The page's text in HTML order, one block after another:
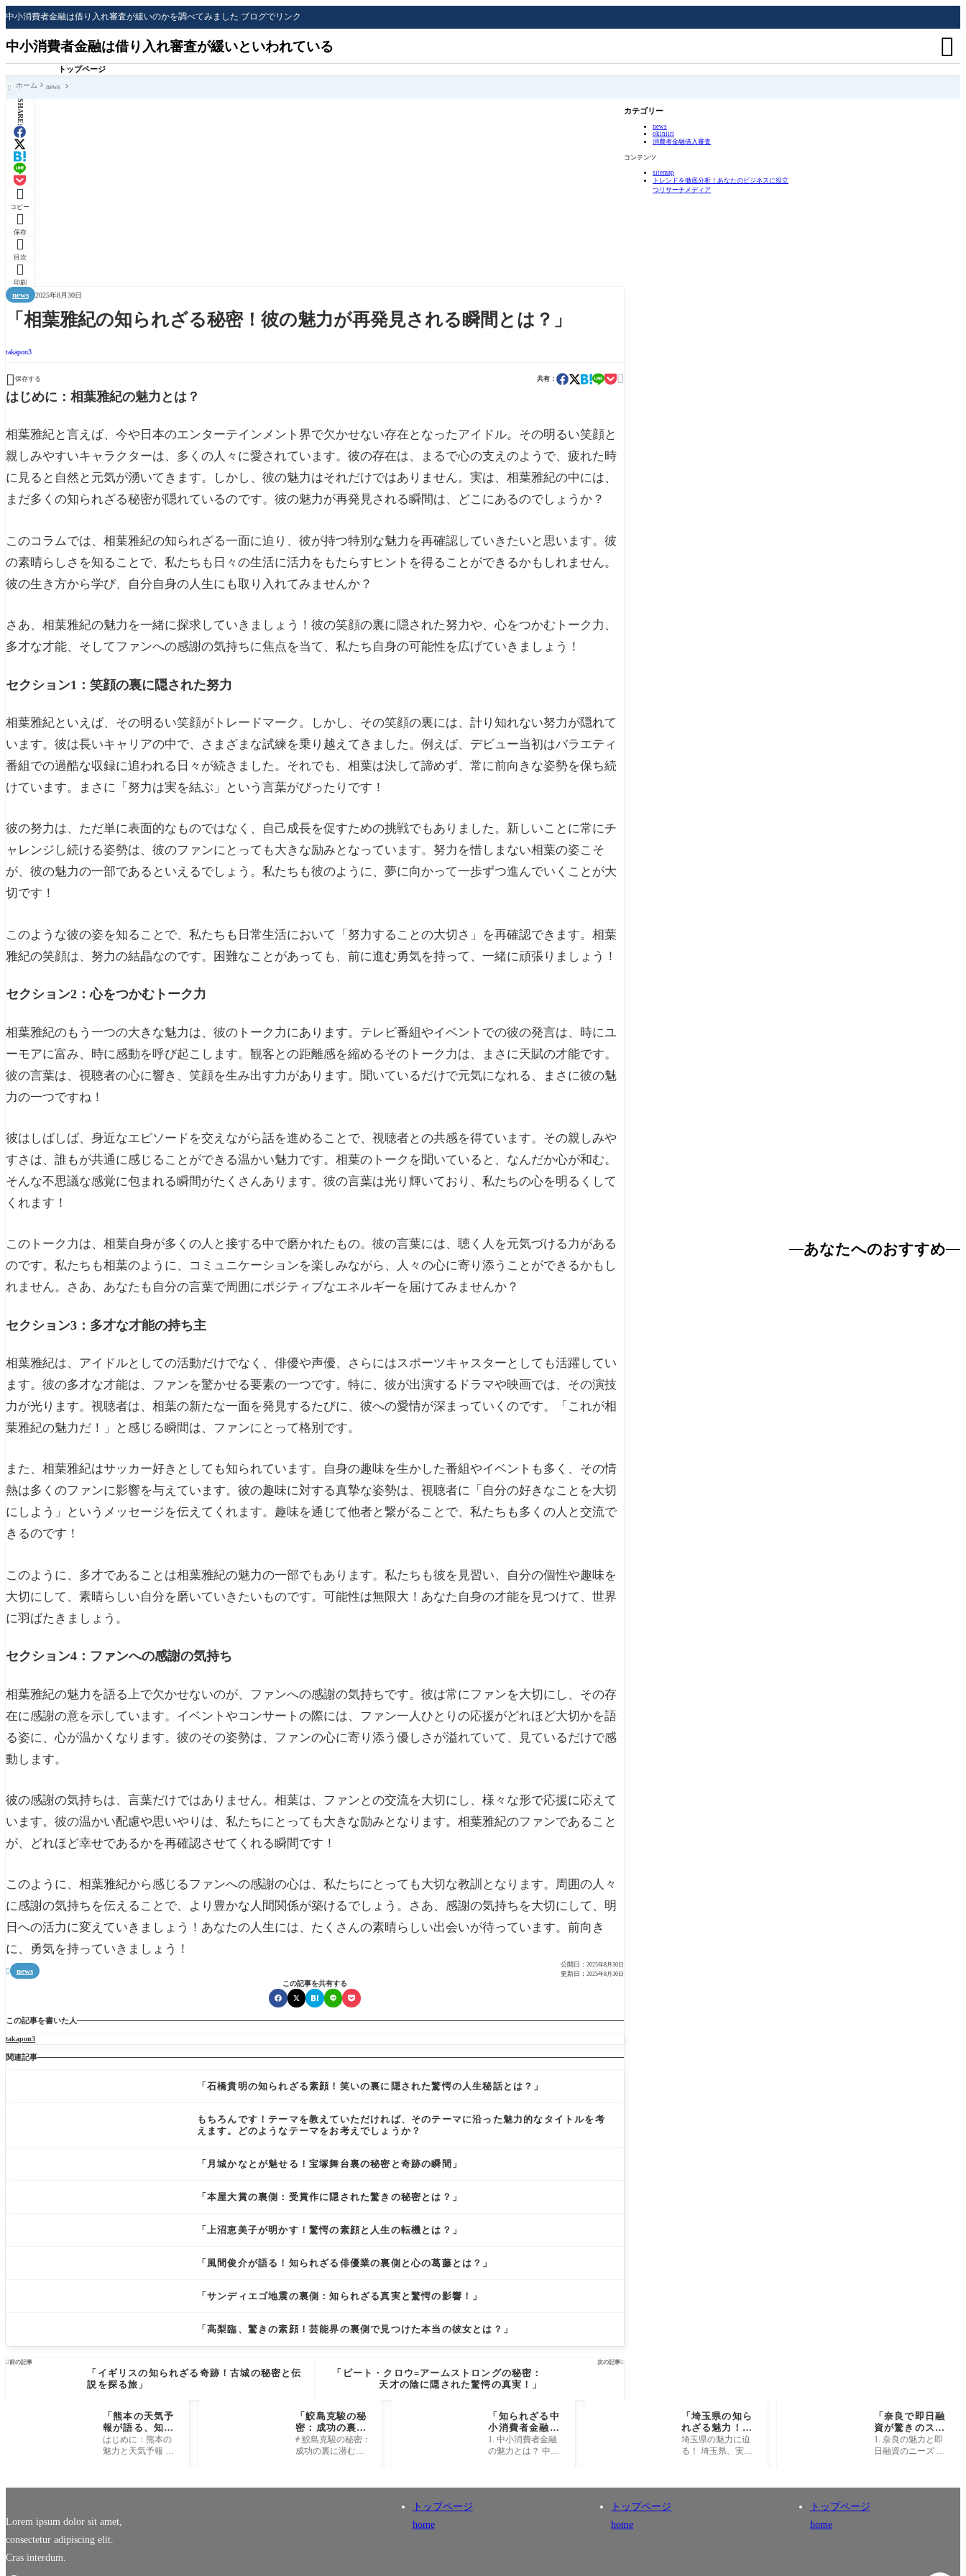
中小消費者金融は借り入れ審査が緩いのかを調べてみました ブログでリンク
中小消費者金融は借り入れ審査が緩いといわれている
トップページ

 ホーム news
SHARE:

コピー

保存

目次

印刷
news 2025年8月30日
「相葉雅紀の知られざる秘密！彼の魅力が再発見される瞬間とは？」
takapon3
 保存する 共有： 
はじめに：相葉雅紀の魅力とは？
相葉雅紀と言えば、今や日本のエンターテインメント界で欠かせない存在となったアイドル。その明るい笑顔と
親しみやすいキャラクターは、多くの人々に愛されています。彼の存在は、まるで心の支えのようで、疲れた時
に見ると自然と元気が湧いてきます。しかし、彼の魅力はそれだけではありません。実は、相葉雅紀の中には、
まだ多くの知られざる秘密が隠れているのです。彼の魅力が再発見される瞬間は、どこにあるのでしょうか？
このコラムでは、相葉雅紀の知られざる一面に迫り、彼が持つ特別な魅力を再確認していきたいと思います。彼
の素晴らしさを知ることで、私たちも日々の生活に活力をもたらすヒントを得ることができるかもしれません。
彼の生き方から学び、自分自身の人生にも取り入れてみませんか？
さあ、相葉雅紀の魅力を一緒に探求していきましょう！彼の笑顔の裏に隠された努力や、心をつかむトーク力、
多才な才能、そしてファンへの感謝の気持ちに焦点を当て、私たち自身の可能性を広げていきましょう！
セクション1：笑顔の裏に隠された努力
相葉雅紀といえば、その明るい笑顔がトレードマーク。しかし、その笑顔の裏には、計り知れない努力が隠れて
います。彼は長いキャリアの中で、さまざまな試練を乗り越えてきました。例えば、デビュー当初はバラエティ
番組での過酷な収録に追われる日々が続きました。それでも、相葉は決して諦めず、常に前向きな姿勢を保ち続
けています。まさに「努力は実を結ぶ」という言葉がぴったりです！
彼の努力は、ただ単に表面的なものではなく、自己成長を促すための挑戦でもありました。新しいことに常にチ
ャレンジし続ける姿勢は、彼のファンにとっても大きな励みとなっています。努力を惜しまない相葉の姿こそ
が、彼の魅力の一部であるといえるでしょう。私たちも彼のように、夢に向かって一歩ずつ進んでいくことが大
切です！
このような彼の姿を知ることで、私たちも日常生活において「努力することの大切さ」を再確認できます。相葉
雅紀の笑顔は、努力の結晶なのです。困難なことがあっても、前に進む勇気を持って、一緒に頑張りましょう！
セクション2：心をつかむトーク力
相葉雅紀のもう一つの大きな魅力は、彼のトーク力にあります。テレビ番組やイベントでの彼の発言は、時にユ
ーモアに富み、時に感動を呼び起こします。観客との距離感を縮めるそのトーク力は、まさに天賦の才能です。
彼の言葉は、視聴者の心に響き、笑顔を生み出す力があります。聞いているだけで元気になれる、まさに彼の魅
力の一つですね！
彼はしばしば、身近なエピソードを交えながら話を進めることで、視聴者との共感を得ています。その親しみや
すさは、誰もが共通に感じることができる温かい魅力です。相葉のトークを聞いていると、なんだか心が和む。
そんな不思議な感覚に包まれる瞬間がたくさんあります。彼の言葉は光り輝いており、私たちの心を明るくして
くれます！
このトーク力は、相葉自身が多くの人と接する中で磨かれたもの。彼の言葉には、聴く人を元気づける力がある
のです。私たちも相葉のように、コミュニケーションを楽しみながら、人々の心に寄り添うことができるかもし
れません。さあ、あなたも自分の言葉で周囲にポジティブなエネルギーを届けてみませんか？
セクション3：多才な才能の持ち主
相葉雅紀は、アイドルとしての活動だけでなく、俳優や声優、さらにはスポーツキャスターとしても活躍してい
ます。彼の多才な才能は、ファンを驚かせる要素の一つです。特に、彼が出演するドラマや映画では、その演技
力が光ります。視聴者は、相葉の新たな一面を発見するたびに、彼への愛情が深まっていくのです。「これが相
葉雅紀の魅力だ！」と感じる瞬間は、ファンにとって格別です。
また、相葉雅紀はサッカー好きとしても知られています。自身の趣味を生かした番組やイベントも多く、その情
熱は多くのファンに影響を与えています。彼の趣味に対する真摯な姿勢は、視聴者に「自分の好きなことを大切
にしよう」というメッセージを伝えてくれます。趣味を通じて他者と繋がることで、私たちも多くの人と交流で
きるのです！
このように、多才であることは相葉雅紀の魅力の一部でもあります。私たちも彼を見習い、自分の個性や趣味を
大切にして、素晴らしい自分を磨いていきたいものです。可能性は無限大！あなた自身の才能を見つけて、世界
に羽ばたきましょう。
セクション4：ファンへの感謝の気持ち
相葉雅紀の魅力を語る上で欠かせないのが、ファンへの感謝の気持ちです。彼は常にファンを大切にし、その存
在に感謝の意を示しています。イベントやコンサートの際には、ファン一人ひとりの応援がどれほど大切かを語
る姿に、心が温かくなります。彼のその姿勢は、ファンの心に寄り添う優しさが溢れていて、見ているだけで感
動します。
彼の感謝の気持ちは、言葉だけではありません。相葉は、ファンとの交流を大切にし、様々な形で応援に応えて
います。彼の温かい配慮や思いやりは、私たちにとっても大きな励みとなります。相葉雅紀のファンであること
が、どれほど幸せであるかを再確認させてくれる瞬間です！
このように、相葉雅紀から感じるファンへの感謝の心は、私たちにとっても大切な教訓となります。周囲の人々
に感謝の気持ちを伝えることで、より豊かな人間関係が築けるでしょう。さあ、感謝の気持ちを大切にして、明
日への活力に変えていきましょう！あなたの人生には、たくさんの素晴らしい出会いが待っています。前向き
に、勇気を持っていきましょう！
 news
公開日： 2025年8月30日
更新日： 2025年8月30日
この記事を共有する
この記事を書いた人
takapon3
関連記事
「石橋貴明の知られざる素顔！笑いの裏に隠された驚愕の人生秘話とは？」
もちろんです！テーマを教えていただければ、そのテーマに沿った魅力的なタイトルを考
えます。どのようなテーマをお考えでしょうか？
「月城かなとが魅せる！宝塚舞台裏の秘密と奇跡の瞬間」
「本屋大賞の裏側：受賞作に隠された驚きの秘密とは？」
「上沼恵美子が明かす！驚愕の素顔と人生の転機とは？」
「風間俊介が語る！知られざる俳優業の裏側と心の葛藤とは？」
「サンディエゴ地震の裏側：知られざる真実と驚愕の影響！」
「高梨臨、驚きの素顔！芸能界の裏側で見つけた本当の彼女とは？」
前の記事
「イギリスの知られざる奇跡！古城の秘密と伝
説を探る旅」
次の記事
「ピート・クロウ=アームストロングの秘密：
天才の陰に隠された驚愕の真実！」
カテゴリー
news
okiniiri
消費者金融借入審査
コンテンツ
sitemap
トレンドを徹底分析！あなたのビジネスに役立
つリサーチメディア
あなたへのおすすめ
「熊本の天気予
報が語る、知ら
れざる自然の秘
密とは？」
はじめに：熊本の
魅力と天気予報 熊
本城など、魅力的
す。四季
「鮫島克駿の秘
密：成功の裏に
潜む意外な過去
とは？」
# 鮫島克駿の秘密：
成功の裏に潜む意
べきスタートライ
「知られざる中
小消費者金融の
裏技！通りやす
い秘密とは？」
1. 中小消費者金融
の魅力とは？ 中小
軟さとスピードに
「埼玉県の知ら
れざる魅力！実
は世界的な〇〇
がある場所だっ
埼玉県の魅力に迫
る！ 埼玉県、実は
魅力たっぷりの地
「奈良で即日融
資が驚きのスピ
ード！あなたの
資金が今すぐ手
1. 奈良の魅力と即
日融資のニーズ 奈
風景と歴史的な遺
Lorem ipsum dolor sit amet,
consectetur adipiscing elit.
Cras interdum.
トップページ
home
トップページ
home
トップページ
home